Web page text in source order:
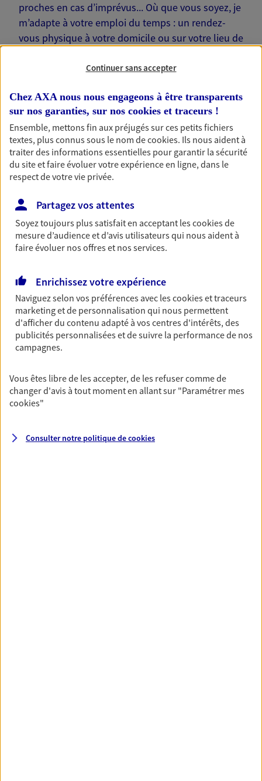
proches en cas d’imprévus... Où que vous soyez, je
m’adapte à votre emploi du temps : un rendez-
vous physique à votre domicile ou sur votre lieu de
Nos offres phares
Épargne
Réalisez vos projets grâce à votre épargne : achat
immobilier, études des enfants ou voyage autour
du monde… Épargnez à votre rythme et
simplement, selon votre profil.
Préparez sereinement ce nouveau chapitre de
votre vie avec les conseils d'un expert. Découvrez
notre solution PER (Plan Epargne Retraite)
spécialement conçue pour la retraite.
Couvrez vos dépenses de santé ainsi que celles de
votre famille avec la complémentaire santé qui
vous ressemble.
Prévoyance
Continuer sans accepter
Chez AXA nous nous engageons à être transparents
sur nos garanties, sur nos cookies et traceurs !
Ensemble, mettons fin aux préjugés sur ces petits fichiers
textes, plus connus sous le nom decookies. Ils nous aident à
traiter des informations essentielles pour garantir la sécurité
du site et faire évoluer votre expérience en ligne, dans le
respect de votre vie privée.
Partagez vos attentes
Soyez toujours plus satisfait en acceptant lescookiesde
mesure d’audience et d’avis utilisateurs qui nous aident à
faire évoluer nos offres et nos services.
Enrichissez votre expérience
Naviguez selon vos préférences avec lescookies et traceurs
marketing et de personnalisation qui nous permettent
d'afficher du contenu adapté à vos centres d'intérêts, des
publicités personnalisées et de suivre la performance de nos
campagnes.
Vous êtes libre de les accepter, de les refuser comme de
changer d'avis à tout moment en allant sur "Paramétrer mes
cookies"
Consulter notre politique decookies